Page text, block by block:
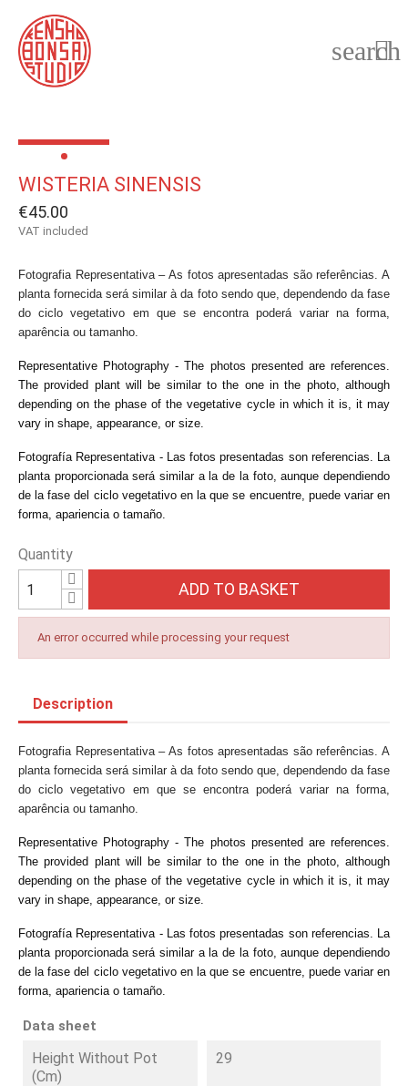

search
WISTERIA SINENSIS
€45.00
VAT included
Fotografia Representativa – As fotos apresentadas são referências. A
planta fornecida será similar à da foto sendo que, dependendo da fase
do ciclo vegetativo em que se encontra poderá variar na forma,
aparência ou tamanho.
Representative Photography - The photos presented are references.
The provided plant will be similar to the one in the photo, although
depending on the phase of the vegetative cycle in which it is, it may
vary in shape, appearance, or size.
Fotografía Representativa - Las fotos presentadas son referencias. La
planta proporcionada será similar a la de la foto, aunque dependiendo
de la fase del ciclo vegetativo en la que se encuentre, puede variar en
forma, apariencia o tamaño.
Quantity
ADD TO BASKET
An error occurred while processing your request
Description
Fotografia Representativa – As fotos apresentadas são referências. A
planta fornecida será similar à da foto sendo que, dependendo da fase
do ciclo vegetativo em que se encontra poderá variar na forma,
aparência ou tamanho.
Representative Photography - The photos presented are references.
The provided plant will be similar to the one in the photo, although
depending on the phase of the vegetative cycle in which it is, it may
vary in shape, appearance, or size.
Fotografía Representativa - Las fotos presentadas son referencias. La
planta proporcionada será similar a la de la foto, aunque dependiendo
de la fase del ciclo vegetativo en la que se encuentre, puede variar en
forma, apariencia o tamaño.
Data sheet
Height Without Pot
(cm)
29